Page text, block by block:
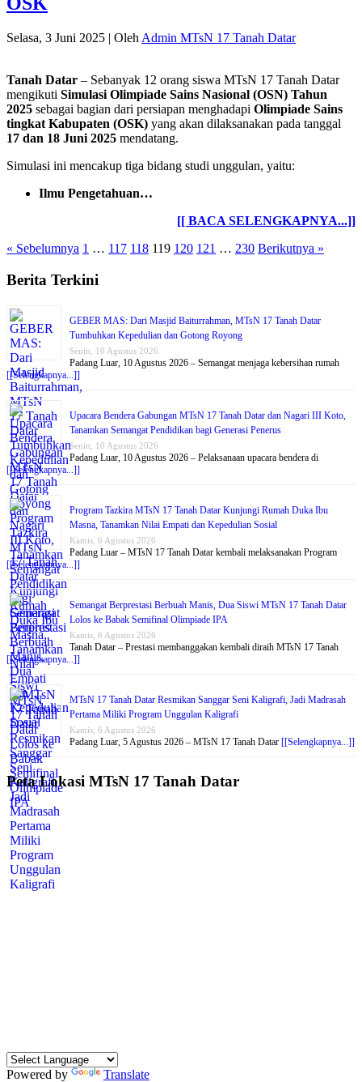
Selasa, 3 Juni 2025 | Oleh Admin MTsN 17 Tanah Datar
Tanah Datar – Sebanyak 12 orang siswa MTsN 17 Tanah Datar
mengikuti Simulasi Olimpiade Sains Nasional (OSN) Tahun
2025 sebagai bagian dari persiapan menghadapi Olimpiade Sains
tingkat Kabupaten (OSK) yang akan dilaksanakan pada tanggal
17 dan 18 Juni 2025 mendatang.
Simulasi ini mencakup tiga bidang studi unggulan, yaitu:
Ilmu Pengetahuan…
[[ BACA SELENGKAPNYA...]]
« Sebelumnya 1 … 117 118 119 120 121 … 230 Berikutnya »
Berita Terkini
GEBER MAS: Dari Masjid Baiturrahman, MTsN 17 Tanah Datar
Tumbuhkan Kepedulian dan Gotong Royong
Senin, 10 Agustus 2026
Padang Luar, 10 Agustus 2026 – Semangat menjaga kebersihan rumah
[[Selengkapnya...]]
Upacara Bendera Gabungan MTsN 17 Tanah Datar dan Nagari III Koto,
Tanamkan Semangat Pendidikan bagi Generasi Penerus
Senin, 10 Agustus 2026
Padang Luar, 10 Agustus 2026 – Pelaksanaan upacara bendera di
[[Selengkapnya...]]
Program Tazkira MTsN 17 Tanah Datar Kunjungi Rumah Duka Ibu
Masna, Tanamkan Nilai Empati dan Kepedulian Sosial
Kamis, 6 Agustus 2026
Padang Luar – MTsN 17 Tanah Datar kembali melaksanakan Program
[[Selengkapnya...]]
Semangat Berprestasi Berbuah Manis, Dua Siswi MTsN 17 Tanah Datar
Lolos ke Babak Semifinal Olimpiade IPA
Kamis, 6 Agustus 2026
Tanah Datar – Prestasi membanggakan kembali diraih MTsN 17 Tanah
[[Selengkapnya...]]
MTsN 17 Tanah Datar Resmikan Sanggar Seni Kaligrafi, Jadi Madrasah
Pertama Miliki Program Unggulan Kaligrafi
Kamis, 6 Agustus 2026
Padang Luar, 5 Agustus 2026 – MTsN 17 Tanah Datar [[Selengkapnya...]]
Peta Lokasi MTsN 17 Tanah Datar
Powered by Translate